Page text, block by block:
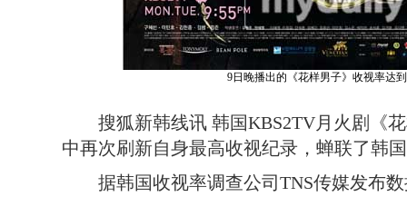
9日晚播出的《花样男子》收视率达
搜狐新韩线讯 韩国KBS2TV月火剧《花
中再次刷新自身最高收视纪录，蝉联了韩
据韩国收视率调查公司TNS传媒发布数